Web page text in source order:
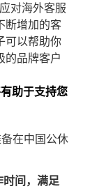
对海外客服
断增加的客
可以帮助你
的品牌客户
助于支持您
在中国公休
时间，满足